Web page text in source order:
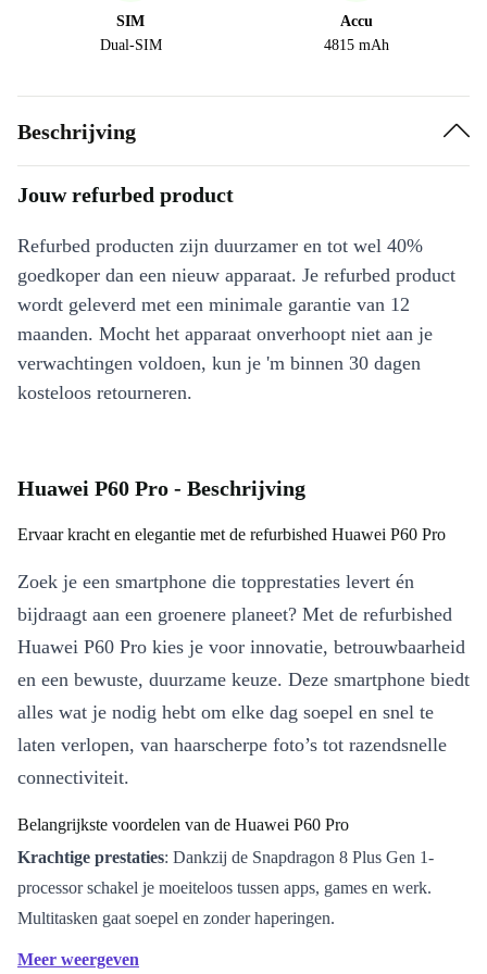
SIM
Dual-SIM
Accu
4815 mAh
Beschrijving
Jouw refurbed product
Refurbed producten zijn duurzamer en tot wel 40%
goedkoper dan een nieuw apparaat. Je refurbed product
wordt geleverd met een minimale garantie van 12
maanden. Mocht het apparaat onverhoopt niet aan je
verwachtingen voldoen, kun je 'm binnen 30 dagen
kosteloos retourneren.
Huawei P60 Pro - Beschrijving
Ervaar kracht en elegantie met de refurbished Huawei P60 Pro
Zoek je een smartphone die topprestaties levert én
bijdraagt aan een groenere planeet? Met de refurbished
Huawei P60 Pro kies je voor innovatie, betrouwbaarheid
en een bewuste, duurzame keuze. Deze smartphone biedt
alles wat je nodig hebt om elke dag soepel en snel te
laten verlopen, van haarscherpe foto’s tot razendsnelle
connectiviteit.
Belangrijkste voordelen van de Huawei P60 Pro
Krachtige prestaties: Dankzij de Snapdragon 8 Plus Gen 1-
processor schakel je moeiteloos tussen apps, games en werk.
Multitasken gaat soepel en zonder haperingen.
Meer weergeven